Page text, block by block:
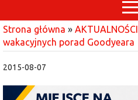
Strona główna » AKTUALNOŚCI
wakacyjnych porad Goodyeara
2015-08-07